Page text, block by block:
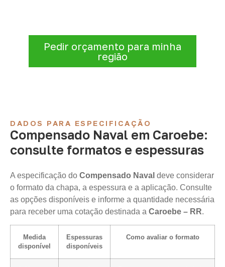
Pedir orçamento para minha
região
DADOS PARA ESPECIFICAÇÃO
Compensado Naval em Caroebe:
consulte formatos e espessuras
A especificação do Compensado Naval deve considerar
o formato da chapa, a espessura e a aplicação. Consulte
as opções disponíveis e informe a quantidade necessária
para receber uma cotação destinada a Caroebe – RR.
Medida
disponível
Espessuras
disponíveis
Como avaliar o formato